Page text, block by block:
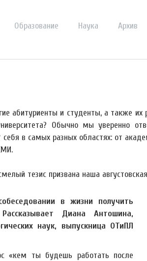
Образование Наука Архив
абитуриенты и студенты, а также
Обычно мы уверенно
в самых разных областях: от
тезис призвана наша
в жизни получить
Диана Антошина,
наук, выпускница ОТиПЛ
«кем ты будешь работать после